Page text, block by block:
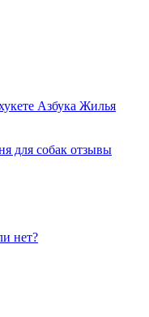
Азбука Жилья
для собак отзывы
нет?